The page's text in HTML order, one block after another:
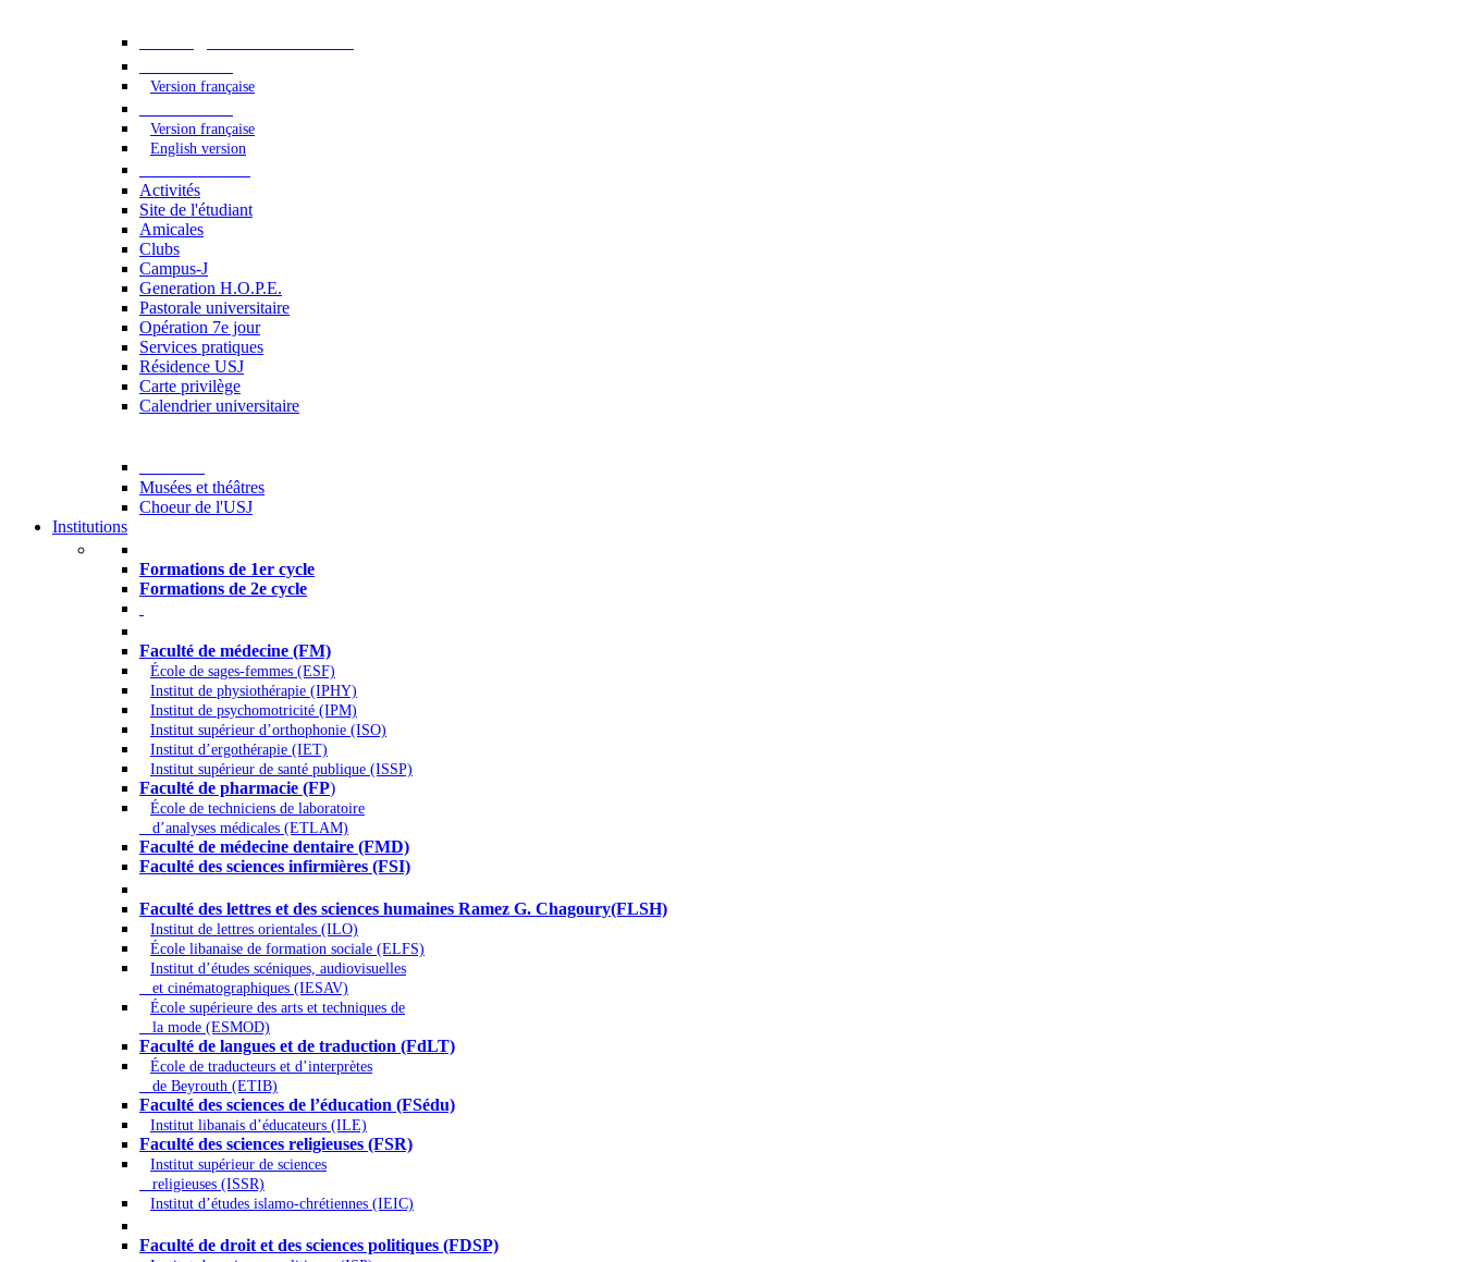
Version française
Version française
English version
Activités
Site de l'étudiant
Amicales
Clubs
Campus-J
Generation H.O.P.E.
Pastorale universitaire
Opération 7e jour
Services pratiques
Résidence USJ
Carte privilège
Calendrier universitaire
Musées et théâtres
Choeur de l'USJ
Institutions
Formations de 1er cycle
Formations de 2e cycle
Faculté de médecine (FM)
École de sages-femmes (ESF)
Institut de physiothérapie (IPHY)
Institut de psychomotricité (IPM)
Institut supérieur d’orthophonie (ISO)
Institut d’ergothérapie (IET)
Institut supérieur de santé publique (ISSP)
Faculté de pharmacie (FP)
École de techniciens de laboratoire
d’analyses médicales (ETLAM)
Faculté de médecine dentaire (FMD)
Faculté des sciences infirmières (FSI)
Faculté des lettres et des sciences humaines Ramez G. Chagoury(FLSH)
Institut de lettres orientales (ILO)
École libanaise de formation sociale (ELFS)
Institut d’études scéniques, audiovisuelles
et cinématographiques (IESAV)
École supérieure des arts et techniques de
la mode (ESMOD)
Faculté de langues et de traduction (FdLT)
École de traducteurs et d’interprètes
de Beyrouth (ETIB)
Faculté des sciences de l’éducation (FSédu)
Institut libanais d’éducateurs (ILE)
Faculté des sciences religieuses (FSR)
Institut supérieur de sciences
religieuses (ISSR)
Institut d’études islamo-chrétiennes (IEIC)
Faculté de droit et des sciences politiques (FDSP)